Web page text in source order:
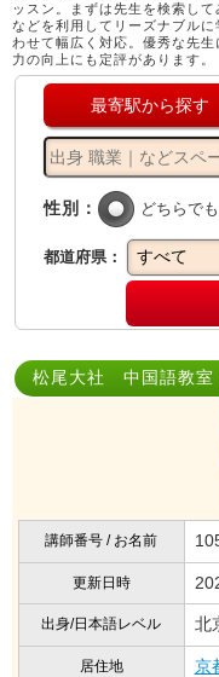
ッスン。まずは先生を検索し
などを利用してリーズナブル
わせて幅広く対応。優秀な先
力の向上にも定評があります。
最寄駅から探す
性別： どちらでも
都道府県：
松尾大社 中国語教室
講師番号 / お名前
更新日時
出身/日本語レベル 北
居住地 京